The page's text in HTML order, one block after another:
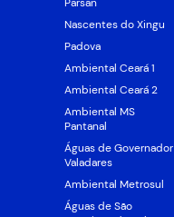
Nascentes do Xingu
Padova
Ambiental Ceará 1
Ambiental Ceará 2
Ambiental MS
Pantanal
Águas de Governador
Valadares
Ambiental Metrosul
Águas de São